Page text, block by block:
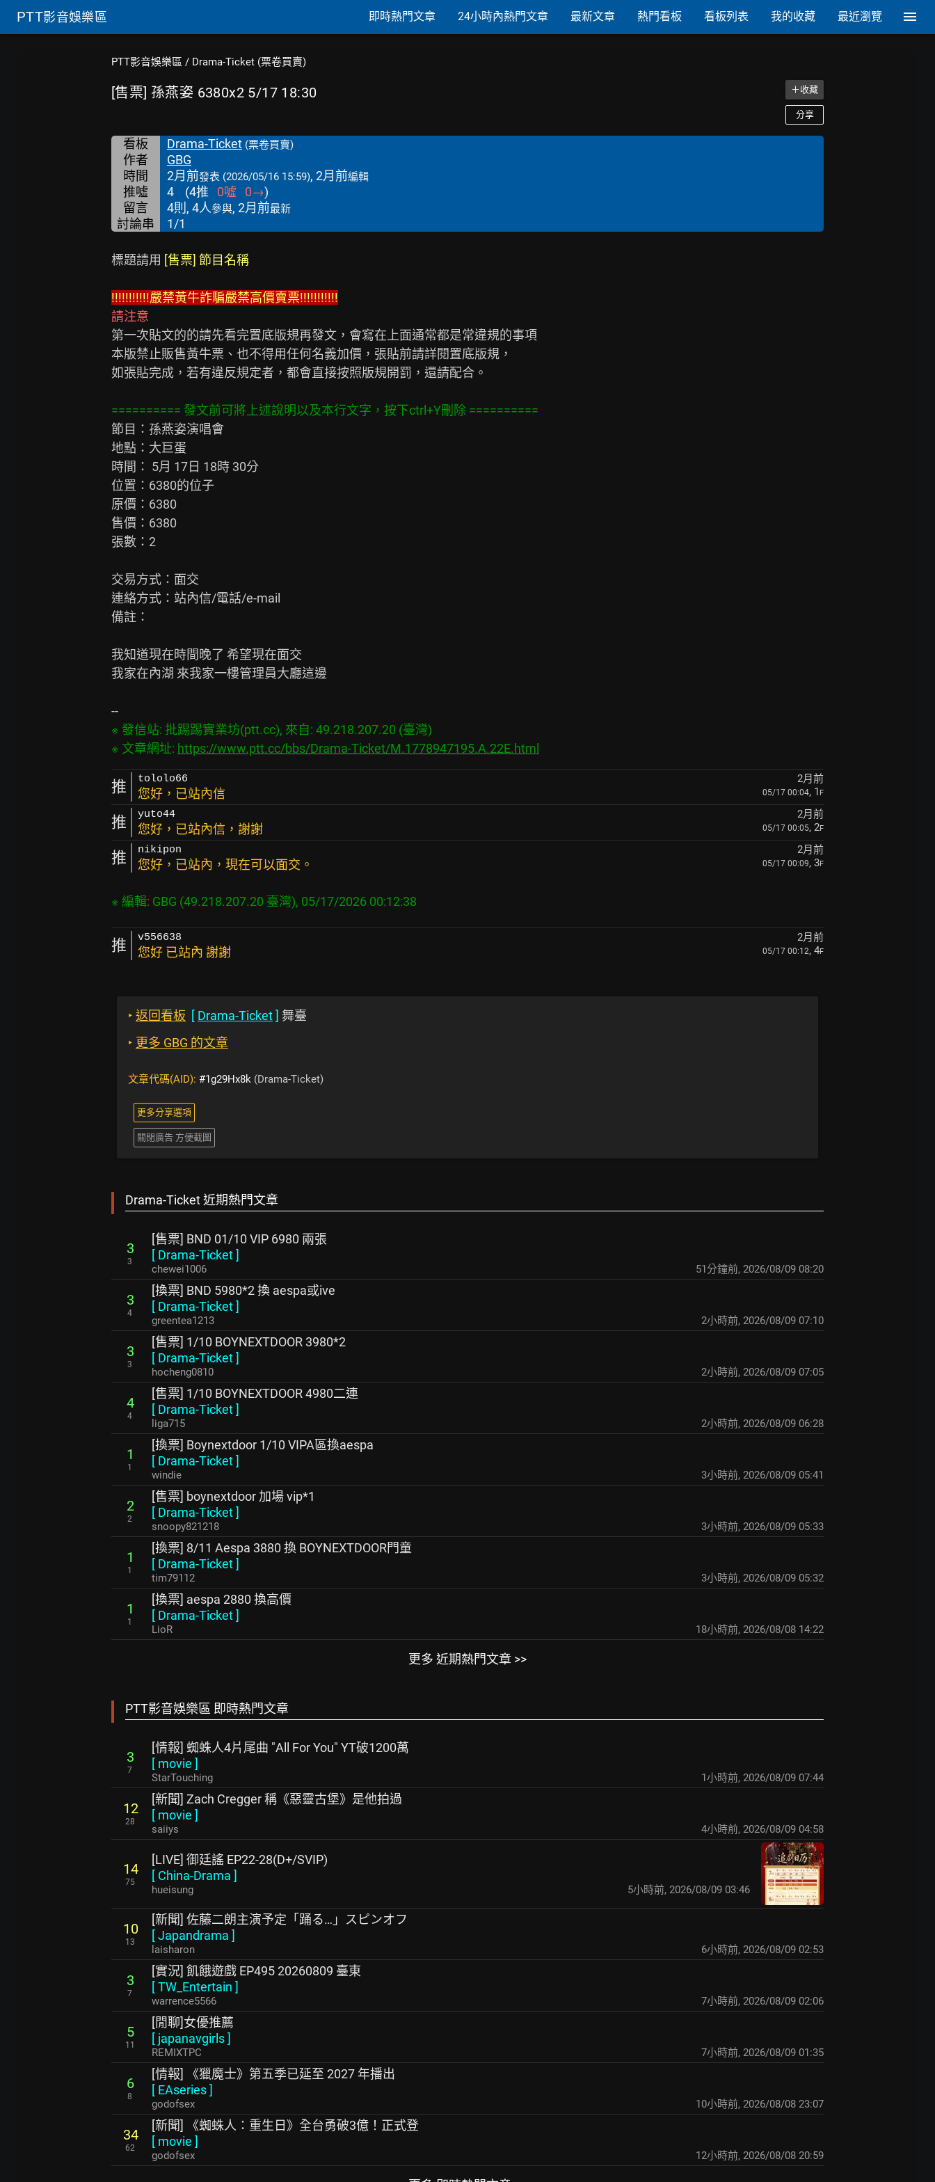
PTT影音娛樂區 即時熱門文章 24小時內熱門文章 最新文章 熱門看板 看板列表 我的收藏 最近瀏覽
PTT影音娛樂區 / Drama-Ticket (票卷買賣)
[售票] 孫燕姿 6380x2 5/17 18:30 ＋收藏
分享
看板 Drama-Ticket (票卷買賣)
作者
GBG
時間
2月前發表 (2026/05/16 15:59), 2月前編輯
推噓 4 (4推 0噓 0→)
留言
4則, 4人參與, 2月前最新
討論串 1/1
標題請用 [售票] 節目名稱
!!!!!!!!!!!嚴禁黃牛詐騙嚴禁高價賣票!!!!!!!!!!!
請注意
第一次貼文的的請先看完置底版規再發文，會寫在上面通常都是常違規的事項
本版禁止販售黃牛票、也不得用任何名義加價，張貼前請詳閱置底版規，
如張貼完成，若有違反規定者，都會直接按照版規開罰，還請配合。
========== 發文前可將上述說明以及本行文字，按下ctrl+Y刪除 ==========
節目：孫燕姿演唱會
地點：大巨蛋
時間： 5月 17日 18時 30分
位置：6380的位子
原價：6380
售價：6380
張數：2
交易方式：面交
連絡方式：站內信/電話/e-mail
備註：
我知道現在時間晚了 希望現在面交
我家在內湖 來我家一樓管理員大廳這邊
※ 發信站: 批踢踢實業坊(ptt.cc), 來自: 49.218.207.20 (臺灣)
※ 文章網址: https://www.ptt.cc/bbs/Drama-Ticket/M.1778947195.A.22E.html
推 tololo66 2月前
您好，已站內信 05/17 00:04, 1 F
推 yuto44 2月前
您好，已站內信，謝謝 05/17 00:05, 2F
推 nikipon 2月前
您好，已站內，現在可以面交。 05/17 00:09, 3F
推 v556638 2月前
您好 已站內 謝謝 05/17 00:12, 4F
‣ 返回看板 [ Drama-Ticket] 舞臺
‣ 更多 GBG 的文章
文章代碼(AID): #1g29Hx8k (Drama-Ticket)
更多分享選項
關閉廣告 方便截圖
Drama-Ticket 近期熱門文章
3
3
[售票] BND 01/10 VIP 6980 兩張
[ Drama-Ticket]
chewei1006 51分鐘前, 2026/08/09 08:20
3
4
[換票] BND 5980*2 換 aespa或ive
[ Drama-Ticket]
greentea1213 2小時前, 2026/08/09 07:10
3
3
[售票] 1/10 BOYNEXTDOOR 3980*2
[ Drama-Ticket]
hocheng0810 2小時前, 2026/08/09 07:05
4
4
[售票] 1/10 BOYNEXTDOOR 4980二連
[ Drama-Ticket]
liga715 2小時前, 2026/08/09 06:28
1
1
[換票] Boynextdoor 1/10 VIPA區換aespa
[ Drama-Ticket]
windie 3小時前, 2026/08/09 05:41
2
2
[售票] boynextdoor 加場 vip*1
[ Drama-Ticket]
snoopy821218 3小時前, 2026/08/09 05:33
1
1
[換票] 8/11 Aespa 3880 換 BOYNEXTDOOR門童
[ Drama-Ticket]
tim79112 3小時前, 2026/08/09 05:32
1
1
[換票] aespa 2880 換高價
[ Drama-Ticket]
LioR 18小時前, 2026/08/08 14:22
更多 近期熱門文章 >>
PTT影音娛樂區 即時熱門文章
3
7
[情報] 蜘蛛人4片尾曲 "All For You" YT破1200萬
[ movie ]
StarTouching 1小時前, 2026/08/09 07:44
12
28
[新聞] Zach Cregger 稱《惡靈古堡》是他拍過
[ movie ]
saiiys 4小時前, 2026/08/09 04:58
14
75
[LIVE] 御廷謠 EP22-28(D+/SVIP)
[ China-Drama ]
hueisung 5小時前, 2026/08/09 03:46
10
13
[新聞] 佐藤二朗主演予定「踊る…」スピンオフ
[Japandrama ]
laisharon 6小時前, 2026/08/09 02:53
3
7
[實況] 飢餓遊戲 EP495 20260809 臺東
[TW_Entertain ]
warrence5566 7小時前, 2026/08/09 02:06
5
11
[閒聊]女優推薦
[ japanavgirls]
REMIXTPC 7小時前, 2026/08/09 01:35
6
8
[情報] 《獵魔士》第五季已延至 2027 年播出
[ EAseries]
godofsex 10小時前, 2026/08/08 23:07
34
62
[新聞] 《蜘蛛人：重生日》全台勇破3億！正式登
[ movie ]
godofsex 12小時前, 2026/08/08 20:59